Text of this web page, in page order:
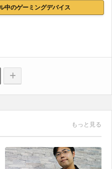
中のゲーミングデバイス
もっと見る